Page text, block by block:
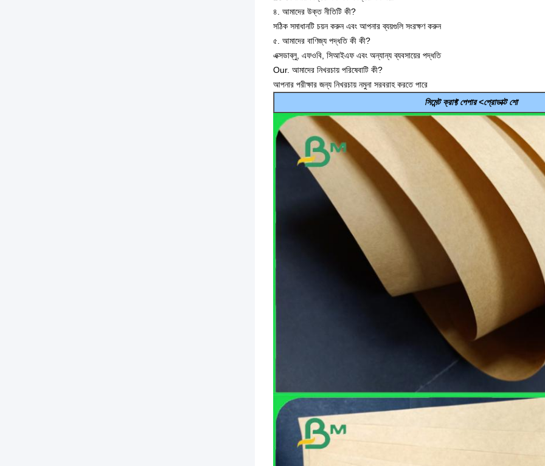
৪. আমাদের উক্ত নীতিটি কী?
সঠিক সমাধানটি চয়ন করুন এবং আপনার ব্যয়গুলি সংরক্ষণ করুন
৫. আমাদের বাণিজ্য পদ্ধতি কী কী?
এক্সডাব্লু, এফওবি, সিআইএফ এবং অন্যান্য ব্যবসায়ের পদ্ধতি
Our. আমাদের নিখরচায় পরিষেবাটি কী?
আপনার পরীক্ষার জন্য নিখরচায় নমুনা সরবরাহ করতে পারে
সিমেন্ট ক্রাফ্ট পেপার <প্রোডাক্ট শো